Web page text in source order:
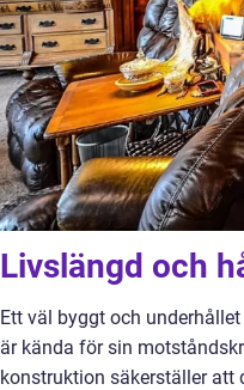
Livslängd och
Ett väl byggt och
är kända för sin
konstruktion säkerställer att